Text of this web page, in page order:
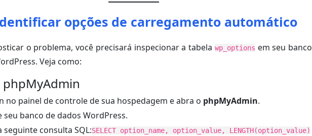
opções de carregamento automático
o problema, você precisará inspecionar a tabela wp_options em seu banco
Veja como:
phpMyAdmin
no painel de controle de sua hospedagem e abra o phpMyAdmin.
seu banco de dados WordPress.
seguinte consulta SQL:SELECT option_name, option_value, LENGTH(option_value)